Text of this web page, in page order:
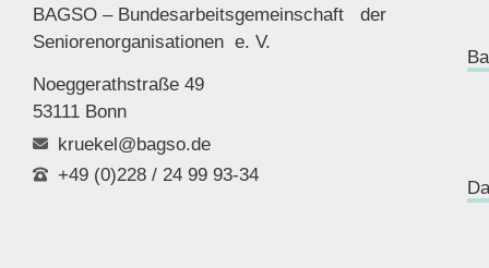
BAGSO – Bundesarbeitsgemeinschaft der
Seniorenorganisationen e. V.
Noeggerathstraße 49
53111 Bonn
kruekel@bagso.de
+49 (0)228 / 24 99 93-34